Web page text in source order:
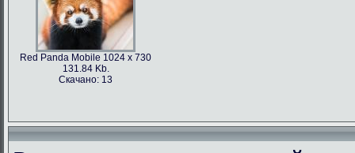
Red Panda Mobile 1024 x 730
131.84 Kb.
Скачано: 13